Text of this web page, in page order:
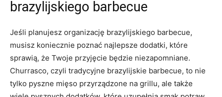
brazylijskiego barbecue
Jeśli planujesz organizację brazylijskiego barbecue,
musisz koniecznie‍ poznać najlepsze dodatki, które
sprawią, że Twoje przyjęcie będzie niezapomniane.
Churrasco, czyli⁣ tradycyjne brazylijskie barbecue, to nie
tylko pyszne mięso przyrządzone na grillu, ale‌ także